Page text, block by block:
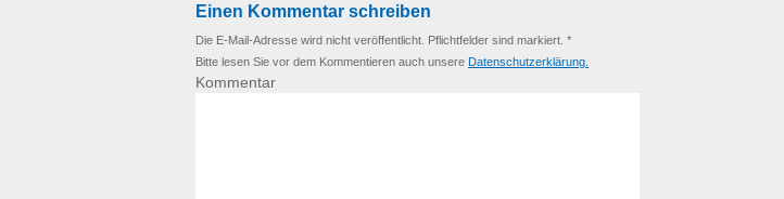
Einen Kommentar schreiben
Die E-Mail-Adresse wird nicht veröffentlicht. Pflichtfelder sind markiert. *
Bitte lesen Sie vor dem Kommentieren auch unsere Datenschutzerklärung.
Kommentar